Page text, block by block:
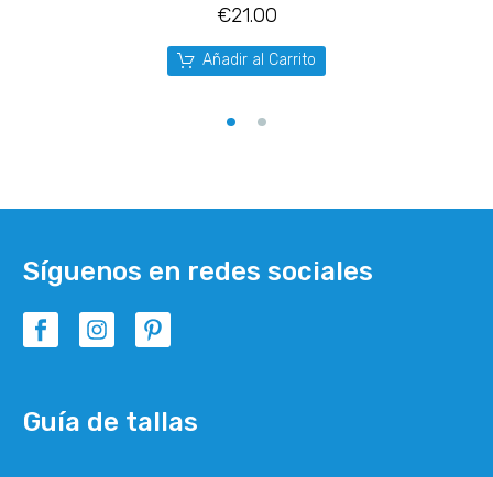
€21.00
Añadir al Carrito
Síguenos en redes sociales
Guía de tallas